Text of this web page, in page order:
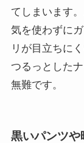
てしまいます
気を使わずに
リが目立ちに
つるっとした
無難です。
黒いパンツや